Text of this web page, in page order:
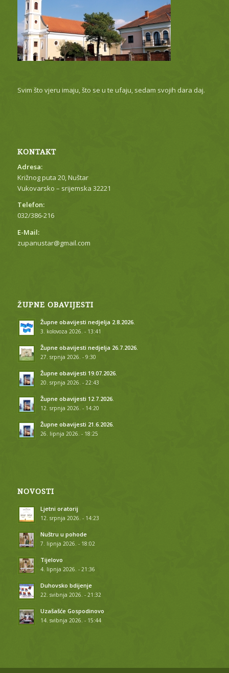
Svim što vjeru imaju, što se u te ufaju, sedam svojih dara daj.
KONTAKT
Adresa:
Križnog puta 20, Nuštar
Vukovarsko – srijemska 32221
Telefon:
032/386-216
E-Mail:
zupanustar@gmail.com
ŽUPNE OBAVIJESTI
Župne obavijesti nedjelja 2.8.2026.
3. kolovoza 2026. - 13:41
Župne obavijesti nedjelja 26.7.2026.
27. srpnja 2026. - 9:30
Župne obavijesti 19.07.2026.
20. srpnja 2026. - 22:43
Župne obavijesti 12.7.2026.
12. srpnja 2026. - 14:20
Župne obavijesti 21.6.2026.
26. lipnja 2026. - 18:25
NOVOSTI
Ljetni oratorij
12. srpnja 2026. - 14:23
Nuštru u pohode
7. lipnja 2026. - 18:02
Tijelovo
4. lipnja 2026. - 21:36
Duhovsko bdijenje
22. svibnja 2026. - 21:32
Uzašašće Gospodinovo
14. svibnja 2026. - 15:44